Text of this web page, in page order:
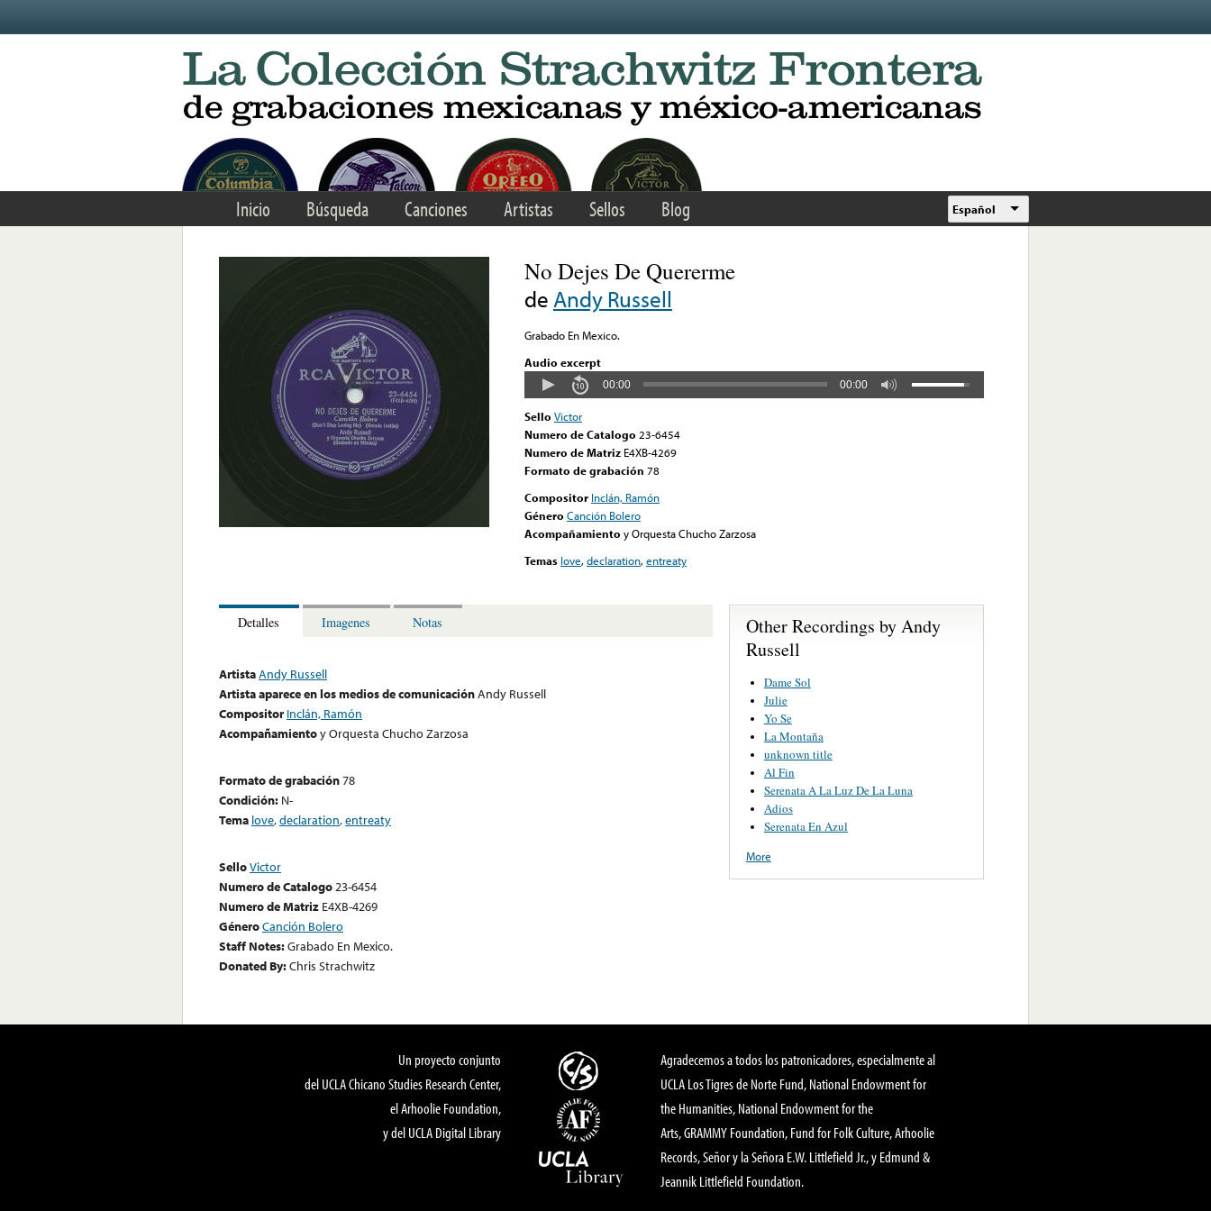
Inicio Búsqueda Canciones Artistas Sellos Blog Español
No Dejes De Quererme
de Andy Russell
Grabado En Mexico.
Audio excerpt
00:00 00:00
Sello Victor
Numero de Catalogo 23-6454
Numero de Matriz E4XB-4269
Formato de grabación 78
Compositor Inclán, Ramón
Género Canción Bolero
Acompañamiento y Orquesta Chucho Zarzosa
Temas love,declaration,entreaty
Detalles Imagenes Notas
ArtistaAndy Russell
Artista aparece en los medios de comunicaciónAndy Russell
Compositor Inclán, Ramón
Acompañamientoy Orquesta Chucho Zarzosa
Formato de grabación78
Condición: N-
Tema love,declaration,entreaty
SelloVictor
Numero de Catalogo23-6454
Numero de Matriz E4XB-4269
GéneroCanción Bolero
Staff Notes:Grabado En Mexico.
Donated By:Chris Strachwitz
Other Recordings by Andy
Russell
Dame Sol
Julie
Yo Se
La Montaña
unknown title
Al Fin
Serenata A La Luz De La Luna
Adios
Serenata En Azul
More
Un proyecto conjunto
del UCLA Chicano Studies Research Center,
el Arhoolie Foundation,
y del UCLA Digital Library
Agradecemos a todos los patronicadores, especialmente al
UCLA Los Tigres de Norte Fund, National Endowment for
the Humanities, National Endowment for the
Arts, GRAMMY Foundation, Fund for Folk Culture, Arhoolie
Records, Señor y la Señora E.W. Littlefield Jr., y Edmund &
Jeannik Littlefield Foundation.